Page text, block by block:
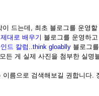
드는데, 최초 블로그를 운영할
대로 배우기 블로그를 운영하
드 칼럼..think gloablly 블로그
든 게 실제 사진을 첨부한 실명
름으로 검색해보길 권합니다.